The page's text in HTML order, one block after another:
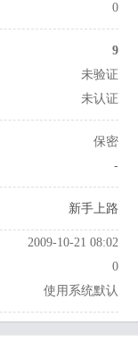
0
9
未验证
未认证
保密
-
新手上路
2009-10-21 08:02
0
使用系统默认